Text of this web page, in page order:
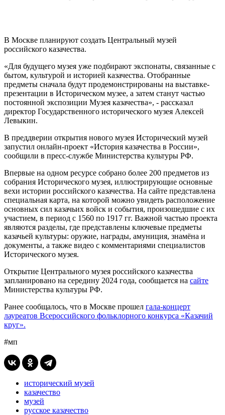
В Москве планируют создать Центральный музей
российского казачества.
«Для будущего музея уже подбирают экспонаты, связанные с
бытом, культурой и историей казачества. Отобранные
предметы сначала будут продемонстрированы на выставке-
презентации в Историческом музее, а затем станут частью
постоянной экспозиции Музея казачества», - рассказал
директор Государственного исторического музея Алексей
Левыкин.
В преддверии открытия нового музея Исторический музей
запустил онлайн-проект «История казачества в России»,
сообщили в пресс-службе Министерства культуры РФ.
Впервые на одном ресурсе собрано более 200 предметов из
собрания Исторического музея, иллюстрирующие основные
вехи истории российского казачества. На сайте представлена
специальная карта, на которой можно увидеть расположение
основных сил казачьих войск и события, произошедшие с их
участием, в период с 1560 по 1917 гг. Важной частью проекта
являются разделы, где представлены ключевые предметы
казачьей культуры: оружие, награды, амуниция, знамёна и
документы, а также видео с комментариями специалистов
Исторического музея.
Открытие Центрального музея российского казачества
запланировано на середину 2024 года, сообщается на сайте
Министерства культуры РФ.
Ранее сообщалось, что в Москве прошел гала-концерт
лауреатов Всероссийского фольклорного конкурса «Казачий
круг».
#мп
исторический музей
казачество
музей
русское казачество